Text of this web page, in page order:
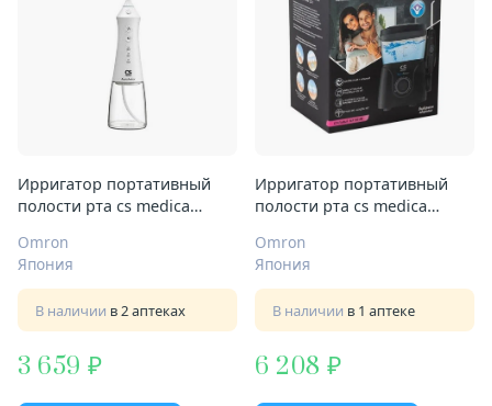
Ирригатор портативный
полости рта cs medica
Omron
Япония
В наличии в 2 аптеках
3 659
Ирригатор портативный
полости рта cs medica
Omron
Япония
В наличии в 1 аптеке
6 208